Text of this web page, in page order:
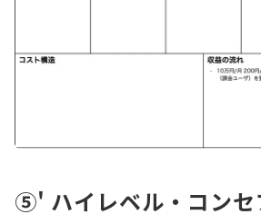
⑤' ハイレベル・コンセ